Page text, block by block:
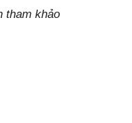
tham khảo